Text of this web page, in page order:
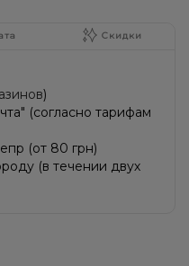
Скидки
)
(согласно тарифам
(от 80 грн)
(в течении двух